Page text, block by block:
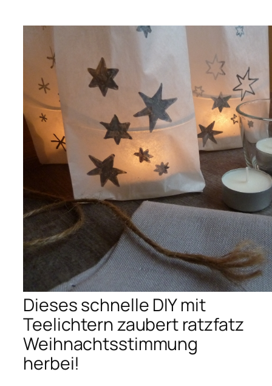
Dieses schnelle DIY mit
Teelichtern zaubert ratzfatz
Weihnachtsstimmung
herbei!